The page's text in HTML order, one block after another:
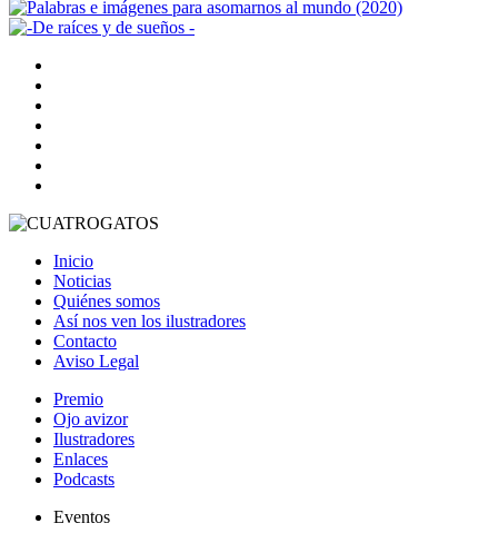
Inicio
Noticias
Quiénes somos
Así nos ven los ilustradores
Contacto
Aviso Legal
Premio
Ojo avizor
Ilustradores
Enlaces
Podcasts
Eventos